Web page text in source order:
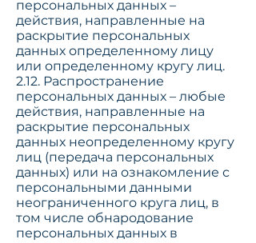
персональных данных –
действия, направленные на
раскрытие персональных
данных определенному лицу
или определенному кругу лиц.
2.12. Распространение
персональных данных – любые
действия, направленные на
раскрытие персональных
данных неопределенному кругу
лиц (передача персональных
данных) или на ознакомление с
персональными данными
неограниченного круга лиц, в
том числе обнародование
персональных данных в